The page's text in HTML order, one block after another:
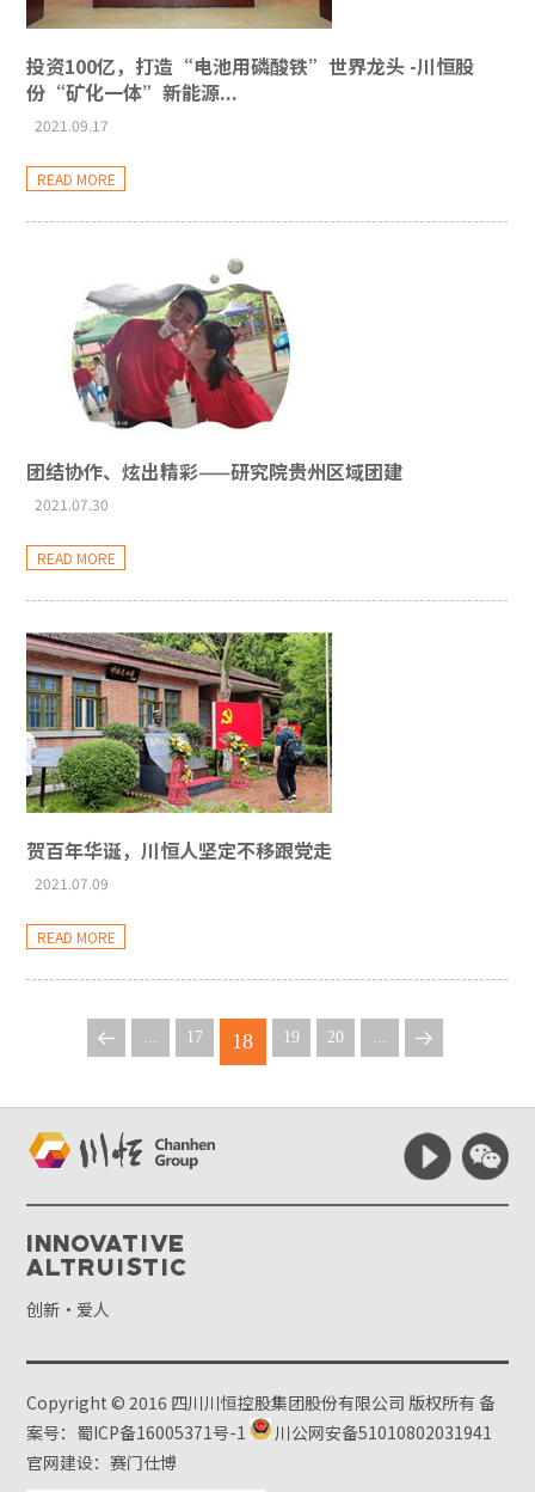
投资100亿，打造“电池用磷酸铁”世界龙头 -川恒股
份“矿化一体”新能源...
2021.09.17
READ MORE
团结协作、炫出精彩——研究院贵州区域团建
2021.07.30
READ MORE
贺百年华诞，川恒人坚定不移跟党走
2021.07.09
READ MORE
... 17 18 19 20 ...
Innovative
Altruistic
创新·爱人
Copyright © 2016 四川川恒控股集团股份有限公司 版权所有备
案号：蜀ICP备16005371号-1
川公网安备51010802031941
官网建设：赛门仕博